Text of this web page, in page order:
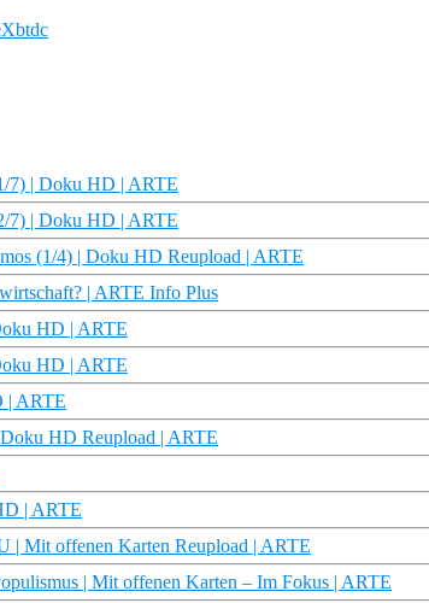
7) | Doku HD | ARTE
7) | Doku HD | ARTE
(1/4) | Doku HD Reupload | ARTE
| ARTE Info Plus
HD | ARTE
HD | ARTE
| ARTE
HD Reupload | ARTE
| ARTE
| Mit offenen Karten Reupload | ARTE
| Mit offenen Karten – Im Fokus | ARTE